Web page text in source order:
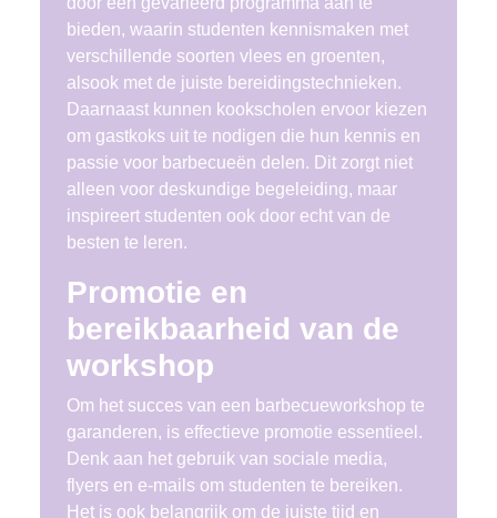
bieden, waarin studenten kennismaken met
verschillende soorten vlees en groenten,
alsook met de juiste bereidingstechnieken.
Daarnaast kunnen kookscholen ervoor kiezen
om gastkoks uit te nodigen die hun kennis en
passie voor barbecueën delen. Dit zorgt niet
alleen voor deskundige begeleiding, maar
inspireert studenten ook door echt van de
besten te leren.
Promotie en
bereikbaarheid van de
workshop
Om het succes van een barbecueworkshop te
garanderen, is effectieve promotie essentieel.
Denk aan het gebruik van sociale media,
flyers en e-mails om studenten te bereiken.
Het is ook belangrijk om de juiste tijd en